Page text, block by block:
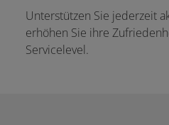
Unterstützen Sie jederzeit
erhöhen Sie ihre
Servicelevel.